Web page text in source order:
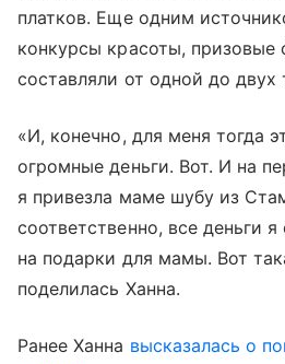
платков. Еще одним
конкурсы красоты,
составляли от одной до двух
«И, конечно, для меня тогда
огромные деньги. Вот. И на
я привезла маме шубу из
соответственно, все деньги я
на подарки для мамы. Вот
поделилась Ханна.
Ранее Ханна высказалась о